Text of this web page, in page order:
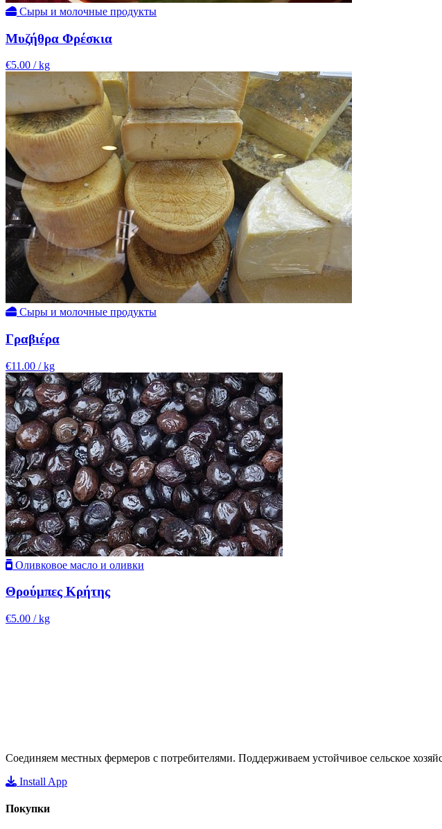
Сыры и молочные продукты
Μυζήθρα Φρέσκια
€5.00 / kg
Сыры и молочные продукты
Γραβιέρα
€11.00 / kg
Оливковое масло и оливки
Θρούμπες Κρήτης
€5.00 / kg
Соединяем местных фермеров с потребителями. Поддерживаем устойчивое сельское
Install App
Покупки